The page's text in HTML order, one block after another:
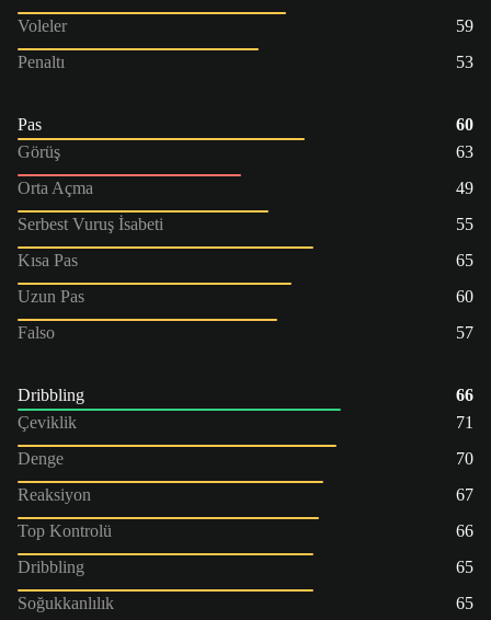
Voleler
59
Penaltı
53
Pas
60
Görüş
63
Orta Açma
49
Serbest Vuruş İsabeti
55
Kısa Pas
65
Uzun Pas
60
Falso
57
Dribbling
66
Çeviklik
71
Denge
70
Reaksiyon
67
Top Kontrolü
66
Dribbling
65
Soğukkanlılık
65